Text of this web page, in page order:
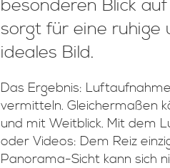
besonderen Blick
sorgt für eine ruhige
ideales Bild.
Das Ergebnis:
vermitteln. Gleichermaßen
und mit Weitblick. Mit dem
oder Videos: Dem Reiz
Panorama-Sicht kann sich